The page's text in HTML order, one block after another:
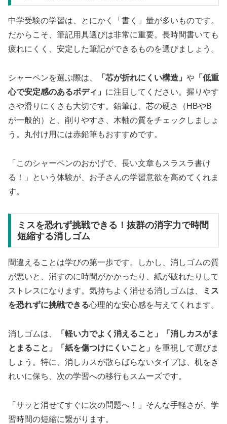
中学受験の学習は、とにかく「書く」量が多いものです。
だからこそ、筆記用具選びは非常に重要。長時間書いても
疲れにくく、安定した筆記ができるものを選びましょう。
シャーペンを選ぶ際は、 「芯が折れにくい構造」 や 「低重
心で安定感のあるボディ」 に注目してください。握りやす
さや滑りにくさも大切です。鉛筆は、芯の硬さ（HBやB
が一般的）と、削りやすさ、木軸の質をチェックしましょ
う。丸付け用には赤鉛筆もおすすめです。
「このシャーペンのおかげで、長い文章もスラスラ書け
る！」という体験が、お子さんの学習意欲を高めてくれま
す。
ミスを恐れず挑戦できる！抜群の消字力で時間
短縮する消しゴム
間違えることは学びの第一歩です。しかし、消しゴムの質
が悪いと、消すのに時間がかかったり、紙が破れたりして
ストレスになります。気持ちよく消せる消しゴムは、
ミス
を恐れずに挑戦できる心理的な安心感を与えてくれます。
消しゴムは、
「軽い力でよく消えること」「消しカスがま
とまること」「紙を傷つけにくいこと」
を重視して選びま
しょう。特に、消しカスが散らばらないタイプは、机をき
れいに保ち、次の学習への移行もスムーズです。
「サッと消せてすぐに次の問題へ！」そんな手軽さが、学
習時間の短縮に繋がります。